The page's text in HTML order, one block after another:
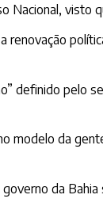
Nacional, visto
definido pelo
modelo da
da Bahia